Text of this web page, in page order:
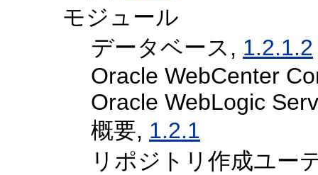
モジュール
データベース, 1.2.1.2
Oracle WebCenter
Oracle WebLogic
概要, 1.2.1
リポジトリ作成ユー